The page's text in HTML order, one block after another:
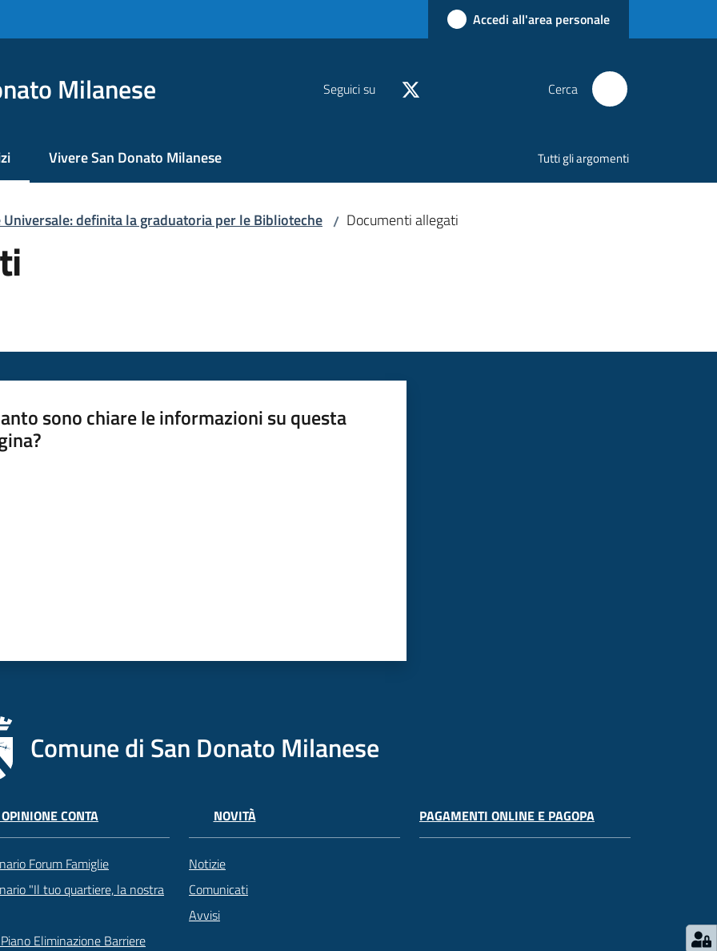
Accedi all'area personale
Milanese Seguici su Cerca
selezionatoVivere San Donato Milanese Tutti gli argomenti
Universale: definita la graduatoria per le Biblioteche / Documenti allegati
sono chiare le informazioni su questa
Comune di San Donato Milanese
CONTA
Forum Famiglie
"Il tuo quartiere, la nostra
Eliminazione Barriere
NOVITÀ
Notizie
Comunicati
Avvisi
PAGAMENTI ONLINE E PAGOPA